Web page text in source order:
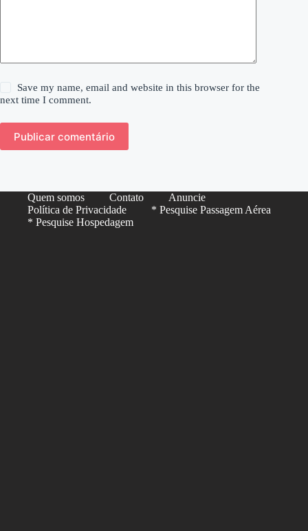
Save my name, email and website in this browser for the
next time I comment.
Publicar comentário
Quem somos Contato
Anuncie
Política de Privacidade
* Pesquise Passagem Aérea
* Pesquise Hospedagem